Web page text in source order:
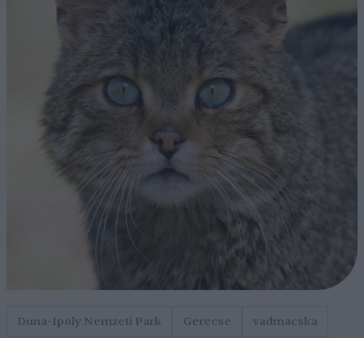
Duna-Ipoly Nemzeti Park Gerecse vadmacska